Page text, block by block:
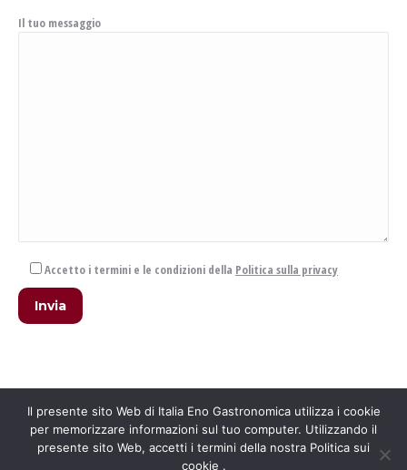
Il tuo messaggio
Accetto i termini e le condizioni della Politica sulla privacy
Il presente sito Web di Italia Eno Gastronomica utilizza i cookie
per memorizzare informazioni sul tuo computer. Utilizzando il
presente sito Web, accetti i termini della nostra Politica sui
cookie .